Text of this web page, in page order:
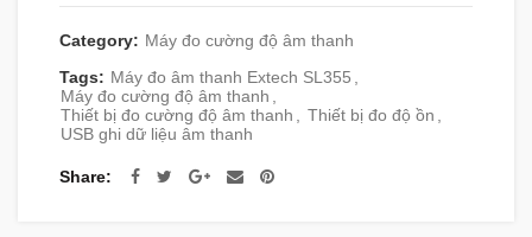
Category: Máy đo cường độ âm thanh
Tags: Máy đo âm thanh Extech SL355
Máy đo cường độ âm thanh
Thiết bị đo cường độ âm thanh
Thiết bị đo độ ồn
USB ghi dữ liệu âm thanh
Share